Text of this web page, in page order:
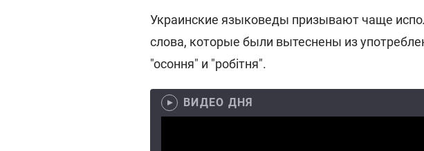
Украинские языковеды призывают чаще
слова, которые были вытеснены из
"осоння" и "робітня".
ВИДЕО ДНЯ